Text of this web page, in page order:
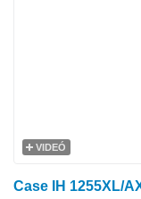
VIDEÓ
Case IH 1255XL/